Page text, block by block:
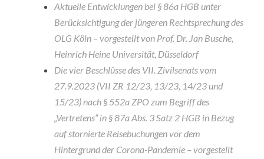
Aktuelle Entwicklungen bei § 86a HGB unter
Berücksichtigung der jüngeren Rechtsprechung des
OLG Köln – vorgestellt von Prof. Dr. Jan Busche,
Heinrich Heine Universität, Düsseldorf
Die vier Beschlüsse des VII. Zivilsenats vom
27.9.2023 (VII ZR 12/23, 13/23, 14/23 und
15/23) nach § 552a ZPO zum Begriff des
„Vertretens“ in § 87a Abs. 3 Satz 2 HGB in Bezug
auf stornierte Reisebuchungen vor dem
Hintergrund der Corona-Pandemie – vorgestellt